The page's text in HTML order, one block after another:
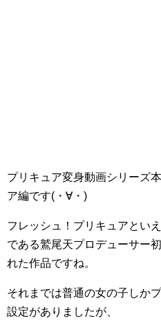
プリキュア変身動画シリーズ
ア編です(・∀・)
フレッシュ！プリキュアとい
である鷲尾天プロデューサー
れた作品ですね。
それまでは普通の女の子しか
設定がありましたが、